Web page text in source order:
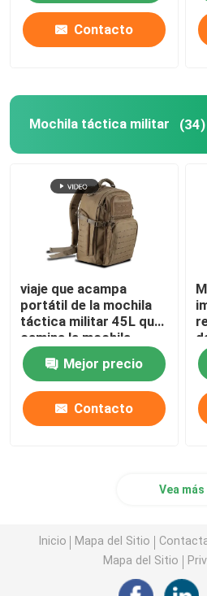
Contacto
Mochila táctica militar (34)
viaje que acampa
portátil de la mochila
táctica militar 45L que
camina la mochila
Mejor precio
Contacto
Vea más
Inicio Mapa del Sitio
Mapa del Sitio